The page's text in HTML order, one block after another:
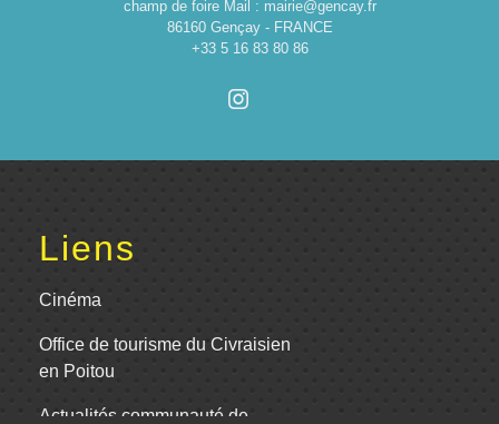
champ de foire Mail : mairie@gencay.fr
86160 Gençay - FRANCE
+33 5 16 83 80 86
Liens
Cinéma
Office de tourisme du Civraisien
en Poitou
Actualités communauté de